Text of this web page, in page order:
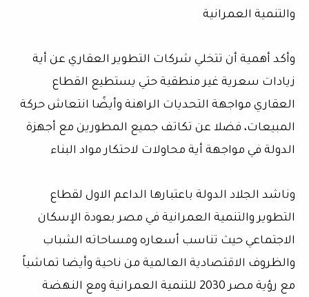
والتنمية العمرانية
وأكد أهمية أن تتخلي شركات التطوير العقاري عن أية
زيادات سعرية غير منطقية حتي يستطيع القطاع
العقاري مواجهة التحديات الراهنة وأيضًا انتعاش حركة
المبيعات، فضلا عن تكاتف جميع المطورين مع أجهزة
الدولة في مواجهة أية محاولات لاحتكار مواد البناء
وناشد الجلاد الدولة باعتبارها الداعم الاول لقطاع
التطوير والتنمية العمرانية في مصر بعودة الإسكان
الاجتماعي حيث تناسب أسعاره ومساحاته الشباب
والظروف الاقتصادية العالمية من ناحية وأيضا تماشياً
مع رؤية مصر 2030 للتنمية العمرانية ومع النهضة